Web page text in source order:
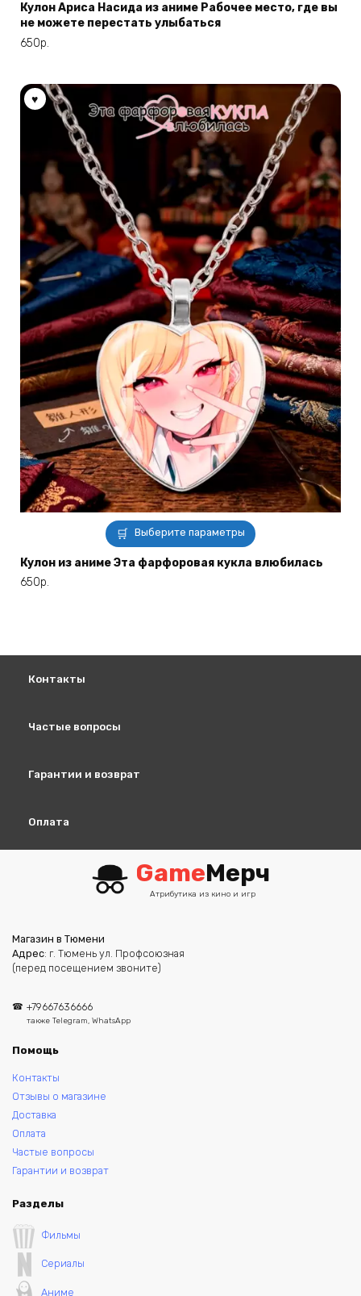
Кулон Ариса Насида из аниме Рабочее место, где вы
не можете перестать улыбаться
650р.
Выберите параметры
Этот
товар
имеет
Кулон из аниме Эта фарфоровая кукла влюбилась
650р.
Контакты
Частые вопросы
Гарантии и возврат
Оплата
GameМерч
Атрибутика из кино и игр
Магазин в Тюмени
Адрес: г. Тюмень ул. Профсоюзная
(перед посещением звоните)
+79667636666
также Telegram, WhatsApp
Помощь
Контакты
Отзывы о магазине
Доставка
Оплата
Частые вопросы
Гарантии и возврат
Разделы
Фильмы
Сериалы
Аниме